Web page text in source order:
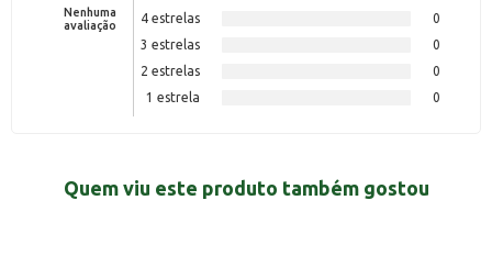
Nenhuma
avaliação
4 estrelas
0
3 estrelas
0
2 estrelas
0
1 estrela
0
Quem viu este produto também gostou